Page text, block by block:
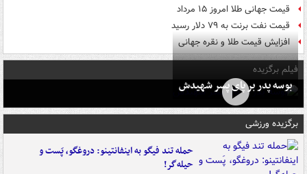
قیمت جهانی طلا امروز ۱۵ مرداد
قیمت نفت برنت به ۷۹ دلار رسید
افزایش قیمت طلا و نقره جهانی
فیلم برگزیده
بوسه‌ پدر بر پای پسر شهیدش
برگزیده ورزشی
حمله تند فیگو به اینفانتینو: دروغگو، پَست‌ و
حیله‌گر!